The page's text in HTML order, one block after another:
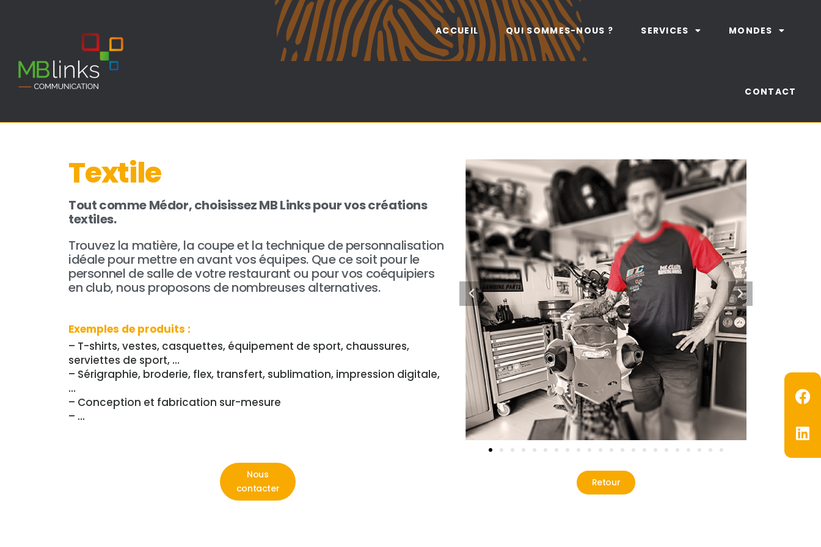
ACCUEIL QUI SOMMES-NOUS ? SERVICES MONDES
CONTACT
Textile
Tout comme Médor, choisissez MB Links pour vos créations
textiles.
Trouvez la matière, la coupe et la technique de personnalisation
idéale pour mettre en avant vos équipes. Que ce soit pour le
personnel de salle de votre restaurant ou pour vos coéquipiers
en club, nous proposons de nombreuses alternatives.
Exemples de produits :
– T-shirts, vestes, casquettes, équipement de sport, chaussures,
serviettes de sport, …
– Sérigraphie, broderie, flex, transfert, sublimation, impression digitale,
…
– Conception et fabrication sur-mesure
– …
Nous
contacter
Retour